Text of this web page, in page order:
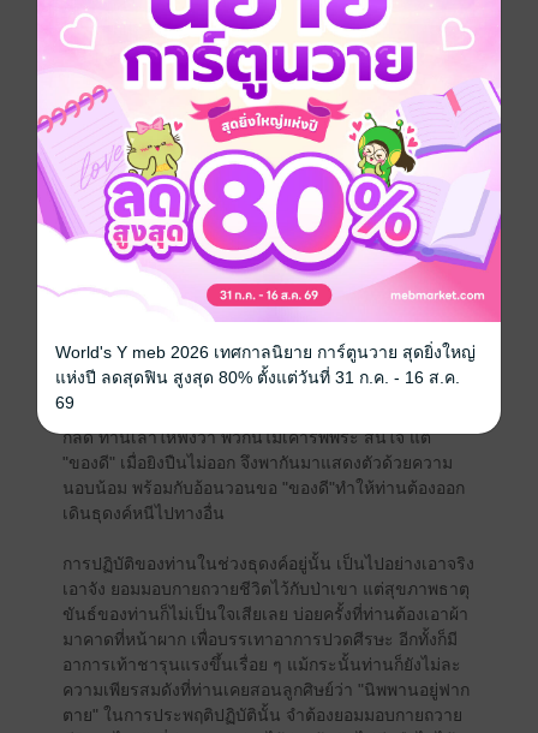
ศึกษาและปฏิบัตินั้น แท้จริงมิได้มุ่งเน้นมรรคผลนิพพาน
หากแต่ต้องการเรียนรู้ให้ได้วิชาต่างๆ เป็นต้นว่าวิชา
คงกระพันชาตรี ก็เพื่อที่จะสึกออกไปแก้แค้นพวกโจรที่ปล้น
บ้าน โยมพ่อโยมแม่ท่านถึง ๒ ครั้ง แต่เดชะบุญ แม้ท่านจะ
สำเร็จวิชาต่าง ๆ ตามที่ตั้งใจไว้ท่านกลับได้คิด นึกสลด
สังเวชใจตัวเองที่ปล่อยให้อารมณ์อาฆาตแค้นทำร้าย จิตใจ
ตนเองอยู่เป็นเวลานับสิบ ๆ ปี ในที่สุดท่านก็ได้ตั้งจิต
อโหสิกรรมให้แก่โจรเหล่านั้น แล้ว มุ่งปฏิบัติฝึกฝน อบรม
ตน ตามทางแห่งศีล สมาธิ และปัญญา อย่างแท้จริง
ในระหว่างที่ท่านเดินธุดงค์อยู่นั้น ท่านเคยเล่าให้ฟังว่าได้
พบฝูงควายป่ากำลังเดินเข้ามาทางท่าน ท่านตั้งสติอยู่ครู่
หนึ่งจึงตัดสินใจอย่างเด็ดเดี่ยว หยุดยืนภาวนานิ่งอยู่ ฝูง
กลับเดินทักษิณารอบท่านแล้วก็จากไป บางแห่งที่ท่านเดิน
ธุดงค์ไปถึง ท่านมักพบกับพวกนักเลงที่ชอบลองของ ครั้ง
หนึ่งมีพวกนักเลงเอาปืนมายิงใส่ท่านขณะนั่งภาวนาอยู่ใน
กลด ท่านเล่าให้ฟังว่า พวกนี้ไม่เคารพพระ สนใจ แต่
"ของดี" เมื่อยิงปืนไม่ออก จึงพากันมาแสดงตัวด้วยความ
นอบน้อม พร้อมกับอ้อนวอนขอ "ของดี"ทำให้ท่านต้องออก
เดินธุดงค์หนีไปทางอื่น
การปฏิบัติของท่านในช่วงธุดงค์อยู่นั้น เป็นไปอย่างเอาจริง
เอาจัง ยอมมอบกายถวายชีวิตไว้กับป่าเขา แต่สุขภาพธาตุ
ขันธ์ของท่านก็ไม่เป็นใจเสียเลย บ่อยครั้งที่ท่านต้องเอาผ้า
มาคาดที่หน้าผาก เพื่อบรรเทาอาการปวดศีรษะ อีกทั้งก็มี
อาการเท้าชารุนแรงขึ้นเรื่อย ๆ แม้กระนั้นท่านก็ยังไม่ละ
ความเพียรสมดังที่ท่านเคยสอนลูกศิษย์ว่า "นิพพานอยู่ฟาก
ตาย" ในการประพฤติปฏิบัตินั้น จำต้องยอมมอบกายถวาย
World's Y meb 2026 เทศกาลนิยาย การ์ตูนวาย สุดยิ่งใหญ่
แห่งปี ลดสุดฟิน สูงสุด 80% ตั้งแต่วันที่ 31 ก.ค. - 16 ส.ค.
69